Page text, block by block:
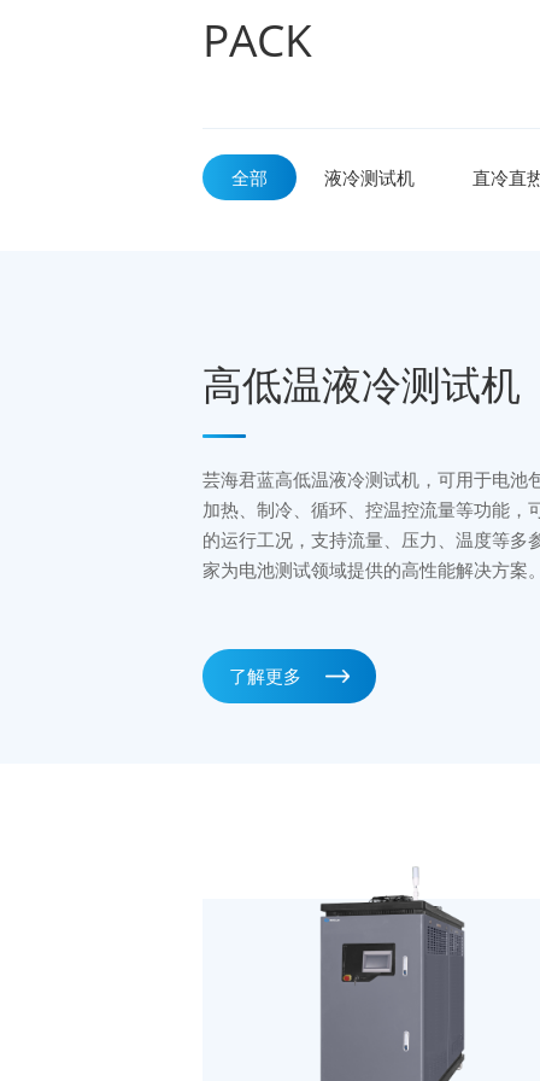
PACK
全部 液冷测试机 直冷直
高低温液冷测试机
芸海君蓝高低温液冷测试机，可用于电池
加热、制冷、循环、控温控流量等功能，
的运行工况，支持流量、压力、温度等多
家为电池测试领域提供的高性能解决方案
了解更多